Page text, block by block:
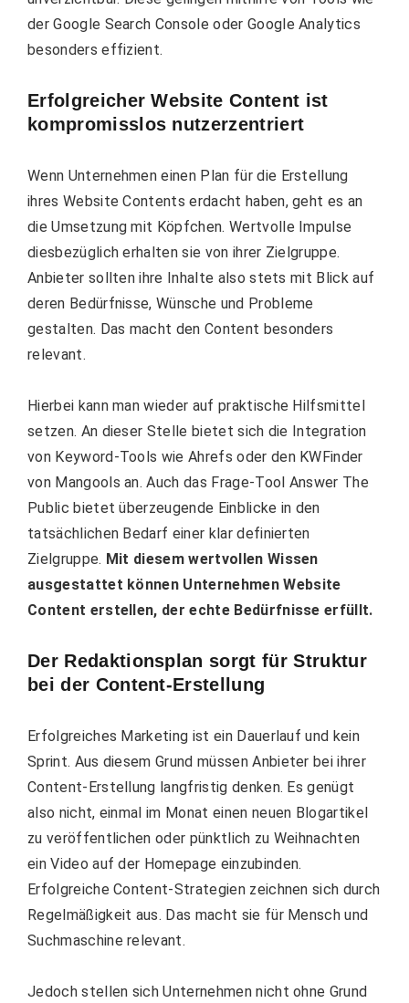
der Google Search Console oder Google Analytics
besonders effizient.
Erfolgreicher Website Content ist
kompromisslos nutzerzentriert
Wenn Unternehmen einen Plan für die Erstellung
ihres Website Contents erdacht haben, geht es an
die Umsetzung mit Köpfchen. Wertvolle Impulse
diesbezüglich erhalten sie von ihrer Zielgruppe.
Anbieter sollten ihre Inhalte also stets mit Blick auf
deren Bedürfnisse, Wünsche und Probleme
gestalten. Das macht den Content besonders
relevant.
Hierbei kann man wieder auf praktische Hilfsmittel
setzen. An dieser Stelle bietet sich die Integration
von Keyword-Tools wie Ahrefs oder den KWFinder
von Mangools an. Auch das Frage-Tool Answer The
Public bietet überzeugende Einblicke in den
tatsächlichen Bedarf einer klar definierten
Zielgruppe. Mit diesem wertvollen Wissen
ausgestattet können Unternehmen Website
Content erstellen, der echte Bedürfnisse erfüllt.
Der Redaktionsplan sorgt für Struktur
bei der Content-Erstellung
Erfolgreiches Marketing ist ein Dauerlauf und kein
Sprint. Aus diesem Grund müssen Anbieter bei ihrer
Content-Erstellung langfristig denken. Es genügt
also nicht, einmal im Monat einen neuen Blogartikel
zu veröffentlichen oder pünktlich zu Weihnachten
ein Video auf der Homepage einzubinden.
Erfolgreiche Content-Strategien zeichnen sich durch
Regelmäßigkeit aus. Das macht sie für Mensch und
Suchmaschine relevant.
Jedoch stellen sich Unternehmen nicht ohne Grund